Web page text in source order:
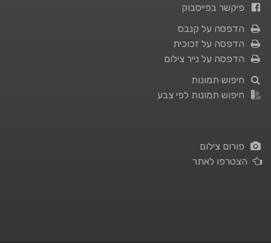
פיקשר בפייסבוק
הדפסה על קנבס
הדפסה על זכוכית
הדפסה על נייר צילום
חיפוש תמונות
חיפוש תמונות לפי צבע
פורום צילום
הצטרפו לאתר